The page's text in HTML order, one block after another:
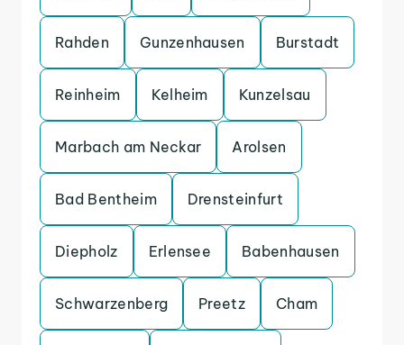
Rahden Gunzenhausen Burstadt
Reinheim Kelheim Kunzelsau
Marbach am Neckar Arolsen
Bad Bentheim Drensteinfurt
Diepholz Erlensee Babenhausen
Schwarzenberg Preetz Cham